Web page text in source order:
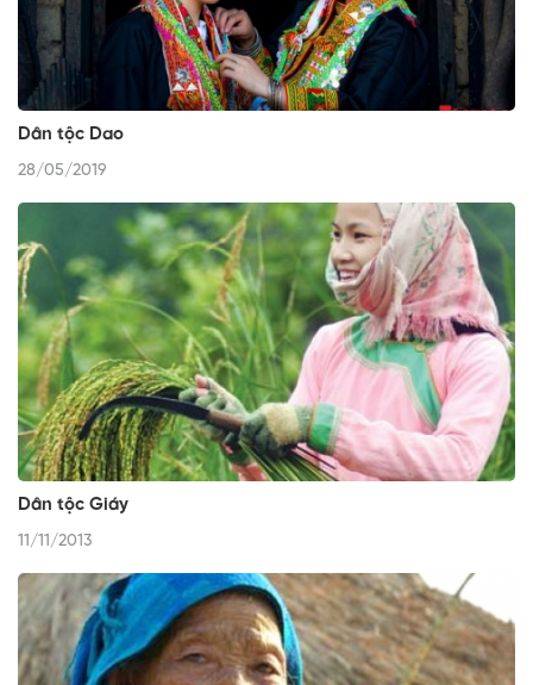
Dân tộc Dao
28/05/2019
Dân tộc Giáy
11/11/2013